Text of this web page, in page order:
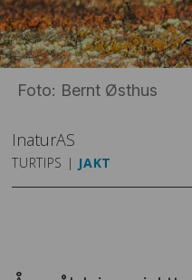
Foto: Bernt Østhus
InaturAS
TURTIPS | JAKT